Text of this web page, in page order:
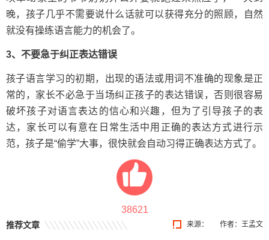
晚，孩子几乎不需要说什么话就可以获得充分的照顾，自然
就没有操练语言能力的机会了。
3、不要急于纠正表达错误
孩子语言学习的初期，出现的语法或用词不准确的现象是正
常的，家长不必急于当场纠正孩子的表达错误，否则很容易
破坏孩子对语言表达的信心和兴趣，但为了引导孩子的表
达，家长可以有意在日常生活中用正确的表达方式进行示
范，孩子是“偷学”大事，很快就会自动习得正确表达方式了。
38621
来源： 作者：王孟文
推荐文章